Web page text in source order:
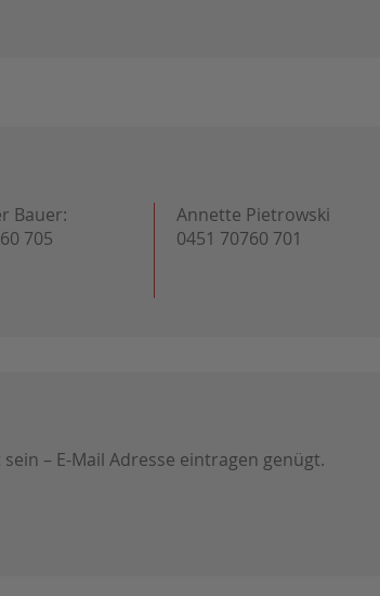
Bauer:
705
Annette Pietrowski
0451 70760 701
– E-Mail Adresse eintragen genügt.